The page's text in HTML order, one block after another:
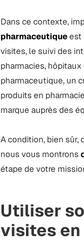
Dans ce contexte,
pharmaceutiqueest
visites, le suivi des
pharmacies,
pharmaceutique, un
produits en
marque auprès des
A condition, bien sûr,
nous vous montrons
étape de votre
Utiliser
visites